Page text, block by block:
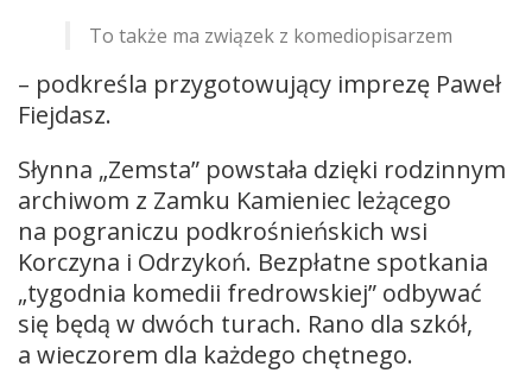
To także ma związek z komediopisarzem
– podkreśla przygotowujący imprezę Paweł
Fiejdasz.
Słynna „Zemsta” powstała dzięki rodzinnym
archiwom z Zamku Kamieniec leżącego
na pograniczu podkrośnieńskich wsi
Korczyna i Odrzykoń. Bezpłatne spotkania
„tygodnia komedii fredrowskiej” odbywać
się będą w dwóch turach. Rano dla szkół,
a wieczorem dla każdego chętnego.